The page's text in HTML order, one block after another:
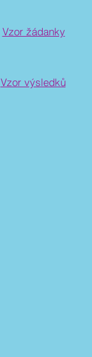
Vzor žádanky
Vzor výsledků